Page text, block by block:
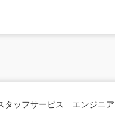
タッフサービス エンジニ